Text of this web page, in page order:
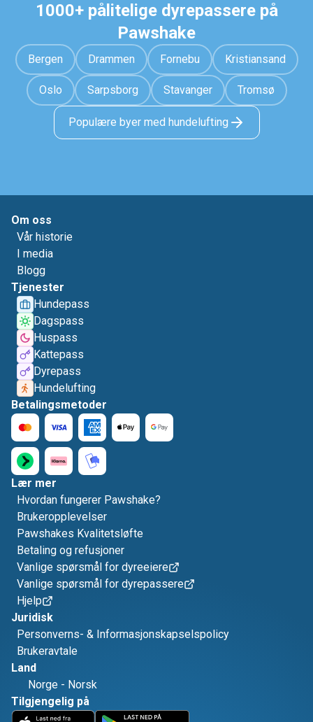
1000+ pålitelige dyrepassere på
Pawshake
Bergen Drammen Fornebu Kristiansand
Oslo Sarpsborg Stavanger Tromsø
Populære byer med hundelufting
Om oss
Vår historie
I media
Blogg
Tjenester
Hundepass
Dagspass
Huspass
Kattepass
Dyrepass
Hundelufting
Betalingsmetoder
Lær mer
Hvordan fungerer Pawshake?
Brukeropplevelser
Pawshakes Kvalitetsløfte
Betaling og refusjoner
Vanlige spørsmål for dyreeiere
Vanlige spørsmål for dyrepassere
Hjelp
Juridisk
Personverns- & Informasjonskapselspolicy
Brukeravtale
Land
Norge - Norsk
Tilgjengelig på